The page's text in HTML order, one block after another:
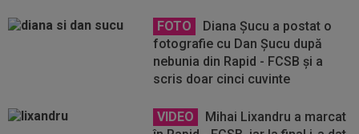
FOTO
Diana Șucu a postat o
fotografie cu Dan Șucu după
nebunia din Rapid - FCSB și a
scris doar cinci cuvinte
VIDEO
Mihai Lixandru a marcat